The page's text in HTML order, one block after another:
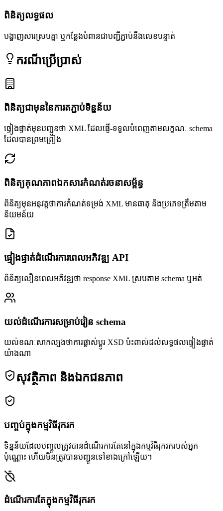
ពិនិត្យលទ្ធផល
បង្ហាញសារស្របគ្នា ឬកន្លែងបំពានជាបញ្ជីភ្ជាប់នឹងលេខបន្ទាត់
ករណីប្រើប្រាស់
ពិនិត្យជាមុននៃការតភ្ជាប់ទិន្នន័យ
ផ្ទៀងផ្ទាត់មុនបញ្ជូនថា XML ដែលផ្ញើ-ទទួលបំពេញតាមលក្ខណៈ schema
ដែលបានព្រមព្រៀង
ពិនិត្យគុណភាពឯកសារកំណត់រចនាសម្ព័ន្ធ
ពិនិត្យមុនអនុវត្តថាការកំណត់ទម្រង់ XML មានធាតុ និងប្រភេទត្រឹមតាម
និយមន័យ
ផ្ទៀងផ្ទាត់ដំណើរការពេលអភិវឌ្ឍ API
ពិនិត្យលឿនពេលអភិវឌ្ឍថា response XML ស្របតាម schema ឬអត់
យល់ដំណើរការសម្រាប់រៀន schema
យល់ខណៈសាកល្បងថាការផ្លាស់ប្ដូរ XSD ប៉ះពាល់ដល់លទ្ធផលផ្ទៀងផ្ទាត់
យ៉ាងណា
សុវត្ថិភាព និងឯកជនភាព
បញ្ចប់ក្នុងកម្មវិធីរុករក
ទិន្នន័យដែលបញ្ចូលត្រូវបានដំណើរការតែនៅក្នុងកម្មវិធីរុករករបស់អ្នក
ប៉ុណ្ណោះ ហើយមិនត្រូវបានបញ្ជូនទៅខាងក្រៅឡើយ។
ដំណើរការតែក្នុងកម្មវិធីរុករក